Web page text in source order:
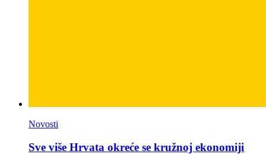
Novosti
Sve više Hrvata okreće se kružnoj ekonomiji